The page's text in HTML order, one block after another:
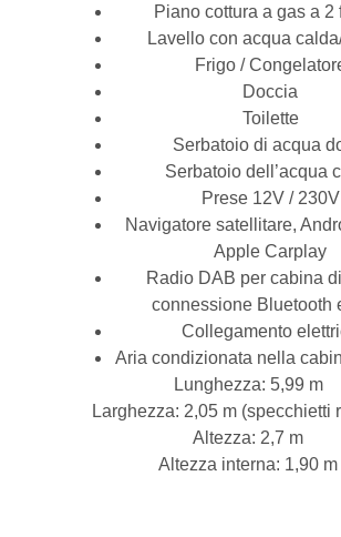
Piano cottura a gas a 2
Lavello con acqua
Frigo /
Doccia
Toilette
Serbatoio di acqua
Serbatoio dell’acqua
Prese 12V / 230V
Navigatore satellitare,
Apple Carplay
Radio DAB per cabina
connessione Bluetooth
Collegamento
Aria condizionata nella
Lunghezza: 5,99 m
Larghezza: 2,05 m (specchietti
Altezza: 2,7 m
Altezza interna: 1,90 m